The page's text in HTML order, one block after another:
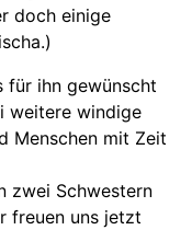
doch einige
für ihn gewünscht
weitere windige
Menschen mit Zeit
zwei Schwestern
freuen uns jetzt